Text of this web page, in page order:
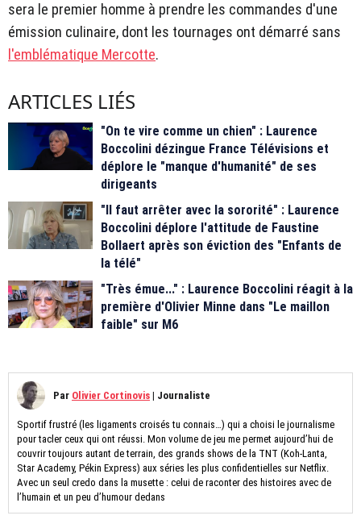
sera le premier homme à prendre les commandes d'une
émission culinaire, dont les tournages ont démarré sans
l'emblématique Mercotte.
ARTICLES LIÉS
"On te vire comme un chien" : Laurence
Boccolini dézingue France Télévisions et
déplore le "manque d'humanité" de ses
dirigeants
"Il faut arrêter avec la sororité" : Laurence
Boccolini déplore l'attitude de Faustine
Bollaert après son éviction des "Enfants de
la télé"
"Très émue..." : Laurence Boccolini réagit à la
première d'Olivier Minne dans "Le maillon
faible" sur M6
Par Olivier Cortinovis | Journaliste
Sportif frustré (les ligaments croisés tu connais…) qui a choisi le journalisme
pour tacler ceux qui ont réussi. Mon volume de jeu me permet aujourd’hui de
couvrir toujours autant de terrain, des grands shows de la TNT (Koh-Lanta,
Star Academy, Pékin Express) aux séries les plus confidentielles sur Netflix.
Avec un seul credo dans la musette : celui de raconter des histoires avec de
l’humain et un peu d’humour dedans